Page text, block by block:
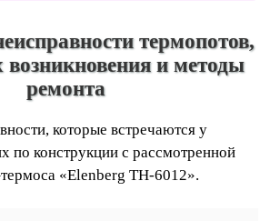
термопотов,
и методы
ремонта
которые встречаются у
по конструкции с рассмотренной
«Elenberg TH-6012».